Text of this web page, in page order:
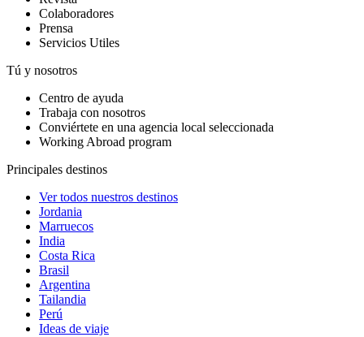
Colaboradores
Prensa
Servicios Utiles
Tú y nosotros
Centro de ayuda
Trabaja con nosotros
Conviértete en una agencia local seleccionada
Working Abroad program
Principales destinos
Ver todos nuestros destinos
Jordania
Marruecos
India
Costa Rica
Brasil
Argentina
Tailandia
Perú
Ideas de viaje